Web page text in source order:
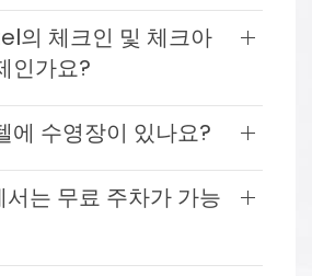
의 체크인 및 체크아
인가요?
에 수영장이 있나요?
는 무료 주차가 가능